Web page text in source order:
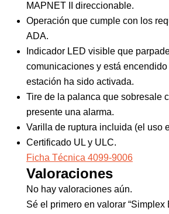
MAPNET II direccionable.
Operación que cumple con los
ADA.
Indicador LED visible que
comunicaciones y está
estación ha sido activada.
Tire de la palanca que sobresale
presente una alarma.
Varilla de ruptura incluida (el uso
Certificado UL y ULC.
Ficha Técnica 4099-9006
Valoraciones
No hay valoraciones aún.
Sé el primero en valorar “Simplex